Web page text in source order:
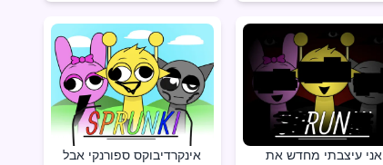
אינקרדיבוקס ספורנקי אבל
אני עיצבתי מחדש את